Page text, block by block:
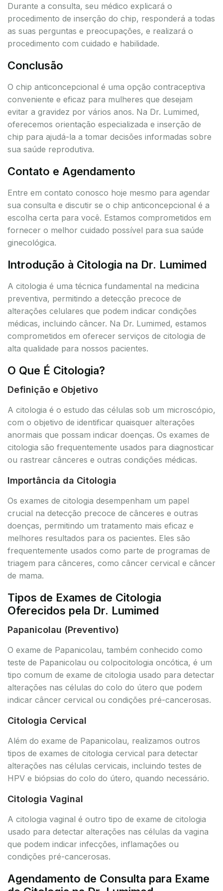
Durante a consulta, seu médico explicará o
procedimento de inserção do chip, responderá a todas
as suas perguntas e preocupações, e realizará o
procedimento com cuidado e habilidade.
Conclusão
O chip anticoncepcional é uma opção contraceptiva
conveniente e eficaz para mulheres que desejam
evitar a gravidez por vários anos. Na Dr. Lumimed,
oferecemos orientação especializada e inserção de
chip para ajudá-la a tomar decisões informadas sobre
sua saúde reprodutiva.
Contato e Agendamento
Entre em contato conosco hoje mesmo para agendar
sua consulta e discutir se o chip anticoncepcional é a
escolha certa para você. Estamos comprometidos em
fornecer o melhor cuidado possível para sua saúde
ginecológica.
Introdução à Citologia na Dr. Lumimed
A citologia é uma técnica fundamental na medicina
preventiva, permitindo a detecção precoce de
alterações celulares que podem indicar condições
médicas, incluindo câncer. Na Dr. Lumimed, estamos
comprometidos em oferecer serviços de citologia de
alta qualidade para nossos pacientes.
O Que É Citologia?
Definição e Objetivo
A citologia é o estudo das células sob um microscópio,
com o objetivo de identificar quaisquer alterações
anormais que possam indicar doenças. Os exames de
citologia são frequentemente usados para diagnosticar
ou rastrear cânceres e outras condições médicas.
Importância da Citologia
Os exames de citologia desempenham um papel
crucial na detecção precoce de cânceres e outras
doenças, permitindo um tratamento mais eficaz e
melhores resultados para os pacientes. Eles são
frequentemente usados como parte de programas de
triagem para cânceres, como câncer cervical e câncer
de mama.
Tipos de Exames de Citologia
Oferecidos pela Dr. Lumimed
Papanicolau (Preventivo)
O exame de Papanicolau, também conhecido como
teste de Papanicolau ou colpocitologia oncótica, é um
tipo comum de exame de citologia usado para detectar
alterações nas células do colo do útero que podem
indicar câncer cervical ou condições pré-cancerosas.
Citologia Cervical
Além do exame de Papanicolau, realizamos outros
tipos de exames de citologia cervical para detectar
alterações nas células cervicais, incluindo testes de
HPV e biópsias do colo do útero, quando necessário.
Citologia Vaginal
A citologia vaginal é outro tipo de exame de citologia
usado para detectar alterações nas células da vagina
que podem indicar infecções, inflamações ou
condições pré-cancerosas.
Agendamento de Consulta para Exame